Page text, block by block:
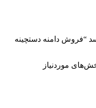
“فروش دامنه دستچینه
موردنیاز